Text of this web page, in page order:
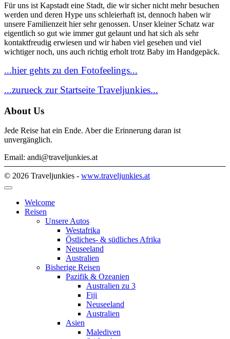
Für uns ist Kapstadt eine Stadt, die wir sicher nicht mehr besuchen
werden und deren Hype uns schleierhaft ist, dennoch haben wir
unsere Familienzeit hier sehr genossen. Unser kleiner Schatz war
eigentlich so gut wie immer gut gelaunt und hat sich als sehr
kontaktfreudig erwiesen und wir haben viel gesehen und viel
wichtiger noch, uns auch richtig erholt trotz Baby im Handgepäck.
...hier gehts zu den Fotofeelings...
...zurueck zur Startseite Traveljunkies...
About Us
Jede Reise hat ein Ende. Aber die Erinnerung daran ist
unvergänglich.
Email: andi@traveljunkies.at
© 2026 Traveljunkies - www.traveljunkies.at
Welcome
Reisen
Unsere Autos
Westafrika
Östliches- & südliches Afrika
Neuseeland
Australien
Bisherige Reisen
Pazifik & Ozeanien
Australien zu 3
Fiji
Neuseeland
Australien
Asien
Malediven